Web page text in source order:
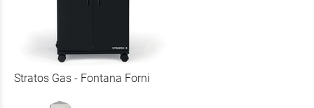
Stratos Gas - Fontana Forni